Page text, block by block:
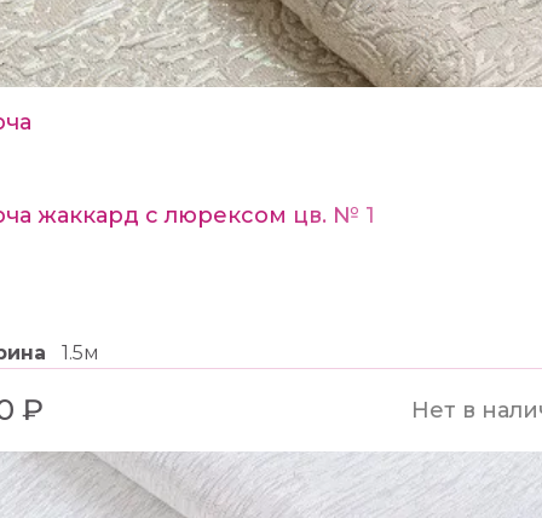
жаккард с люрексом цв. № 1
1.5м
₽ Нет в